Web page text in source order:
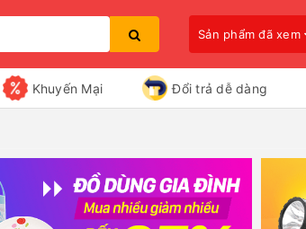
Sản phẩm đã xem
chưa xem sản phẩm nào
Khuyến Mại Đổi trả dễ dàng